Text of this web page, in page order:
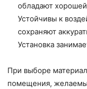
обладают
Устойчивы к
сохраняют
Установка
При выборе
помещения,